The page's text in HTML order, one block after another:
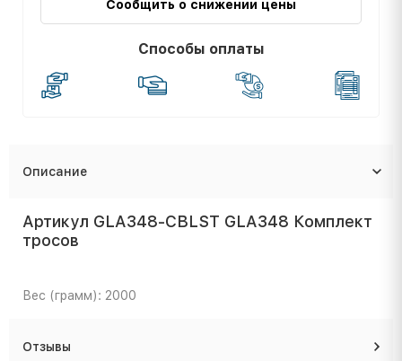
Сообщить о снижении цены
Способы оплаты
Описание
Артикул GLA348-CBLST GLA348 Комплект
тросов
Вес (грамм): 2000
Отзывы